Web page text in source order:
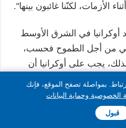
الأزمات، لكنّنا غائبون بينها".
في الشرق الأوسط
من أجل الطموح فحسب،
يجب على أوكرانيا أن
شركائها أن يفهموا ذلك:
بعاملين رئيسيين – الحاجة
الروسية التي تدعم الحرب، ومنع
بمواصلة تصفح الموقع، فإنك
الخصوصية وحماية البيانات
قبول